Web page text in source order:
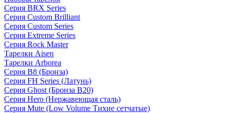
Серия BRX Series
Серия Custom Brilliant
Серия Custom Series
Серия Extreme Series
Серия Rock Master
Тарелки Aisen
Тарелки Arborea
Серия B8 (Бронза)
Серия FH Series (Латунь)
Серия Ghost (Бронза B20)
Серия Hero (Нержавеющая сталь)
Серия Mute (Low Volume Тихие сетчатые)